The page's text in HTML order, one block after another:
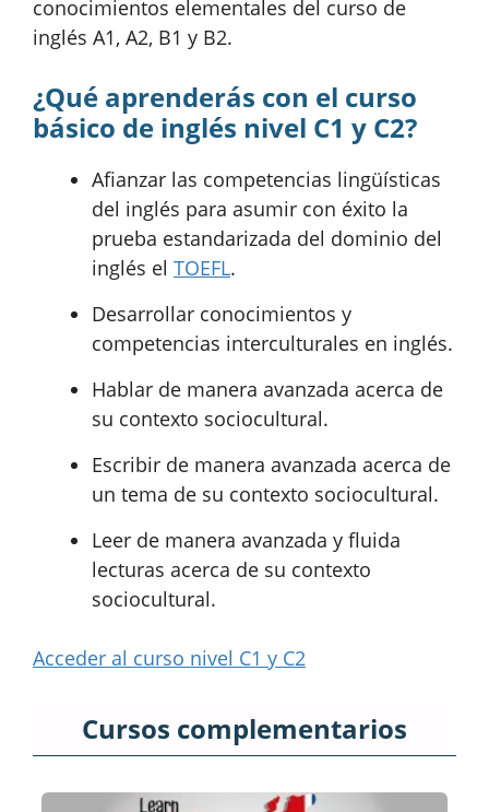
conocimientos elementales del curso de
inglés A1, A2, B1 y B2.
¿Qué aprenderás con el curso
básico de inglés nivel C1 y C2?
Afianzar las competencias lingüísticas
del inglés para asumir con éxito la
prueba estandarizada del dominio del
inglés el TOEFL.
Desarrollar conocimientos y
competencias interculturales en inglés.
Hablar de manera avanzada acerca de
su contexto sociocultural.
Escribir de manera avanzada acerca de
un tema de su contexto sociocultural.
Leer de manera avanzada y fluida
lecturas acerca de su contexto
sociocultural.
Acceder al curso nivel C1 y C2
Cursos complementarios